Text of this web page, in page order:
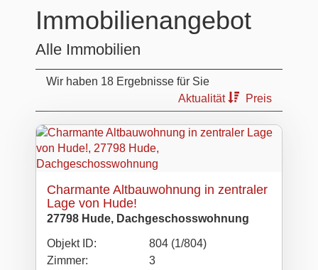
Immobilien­angebot
Alle Immobilien
Wir haben 18 Ergebnisse für Sie
Aktualität
Preis
Charmante Altbauwohnung in zentraler
Lage von Hude!
27798 Hude, Dachgeschosswohnung
Objekt ID:
804 (1/804)
Zimmer:
3